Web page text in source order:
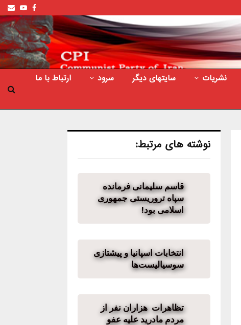
Facebook
نشریات سایتهای دیگر سرود
ارتباط با ما
نوشته های مرتبط:
قاسم سلیمانی فرمانده
سپاه تروریستی جمهوری
اسلامی بود!
انتخابات اسپانیا و پیشتازی
سوسیالیست‌ها
تظاهرات هزاران نفر از
مردم مادرید علیه عفو